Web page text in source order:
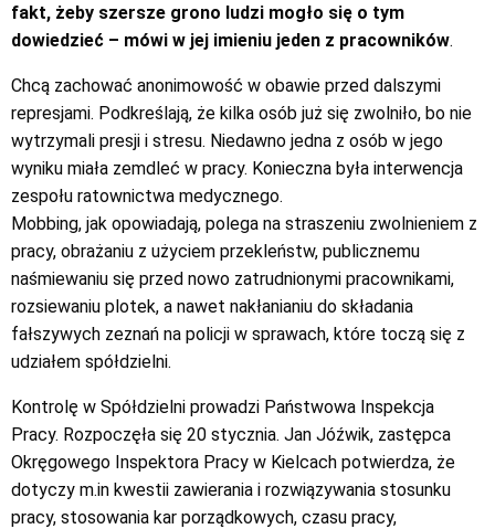
fakt, żeby szersze grono ludzi mogło się o tym
dowiedzieć – mówi w jej imieniu jeden z pracowników.
Chcą zachować anonimowość w obawie przed dalszymi
represjami. Podkreślają, że kilka osób już się zwolniło, bo nie
wytrzymali presji i stresu. Niedawno jedna z osób w jego
wyniku miała zemdleć w pracy. Konieczna była interwencja
zespołu ratownictwa medycznego.
Mobbing, jak opowiadają, polega na straszeniu zwolnieniem z
pracy, obrażaniu z użyciem przekleństw, publicznemu
naśmiewaniu się przed nowo zatrudnionymi pracownikami,
rozsiewaniu plotek, a nawet nakłanianiu do składania
fałszywych zeznań na policji w sprawach, które toczą się z
udziałem spółdzielni.
Kontrolę w Spółdzielni prowadzi Państwowa Inspekcja
Pracy. Rozpoczęła się 20 stycznia. Jan Jóźwik, zastępca
Okręgowego Inspektora Pracy w Kielcach potwierdza, że
dotyczy m.in kwestii zawierania i rozwiązywania stosunku
pracy, stosowania kar porządkowych, czasu pracy,